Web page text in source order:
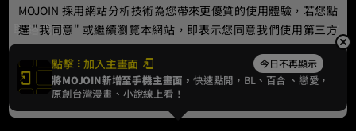
聯絡我們
© 2024 gamania Digital Entertainment Co., Ltd.
點擊 加入主畫面 今日不再顯示
將MOJOIN新增至手機主畫面，快速點開，BL、 百合 、戀愛，
原創台灣漫畫、小說線上看！
MOJOIN 採用網站分析技術為您帶來更優質的使用體驗，若您點
選 "我同意" 或繼續瀏覽本網站，即表示您同意我們使用第三方
Cookie，欲瞭解更多資訊請見隱私權政策。
我同意